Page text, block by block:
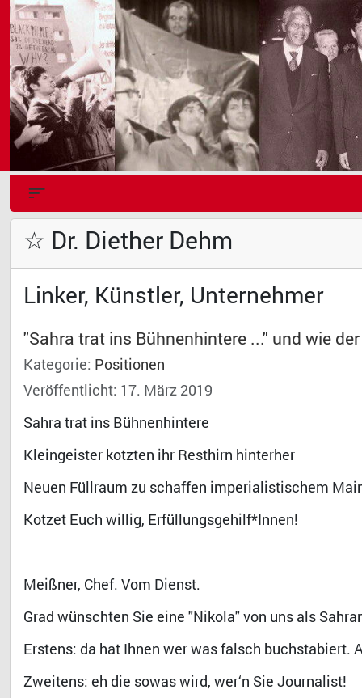
☆ Dr. Diether Dehm
Linker, Künstler, Unternehmer
"Sahra trat ins Bühnenhintere ..." und wie
Kategorie: Positionen
Veröffentlicht: 17. März 2019
Sahra trat ins Bühnenhintere
Kleingeister kotzten ihr Resthirn hinterher
Neuen Füllraum zu schaffen imperialistischem
Kotzet Euch willig, Erfüllungsgehilf*Innen!
Meißner, Chef. Vom Dienst.
Grad wünschten Sie eine "Nikola" von uns als
Erstens: da hat Ihnen wer was falsch buchstabiert.
Zweitens: eh die sowas wird, wer‘n Sie Journalist!